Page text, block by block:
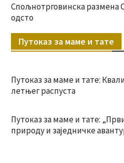
Спољнотрговинска размена
одсто
Путоказ за маме и тате
Путоказ за маме и тате:
летњег распуста
Путоказ за маме и тате:
природу и заједничке